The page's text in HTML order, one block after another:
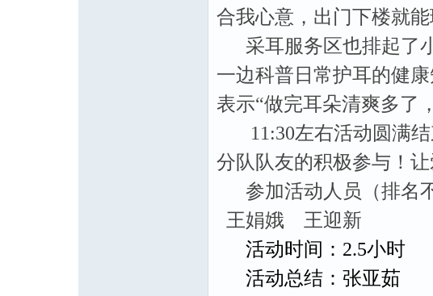
合我心意，出门下楼就
采耳服务区也排起了
一边科普日常护耳的健
表示“做完耳朵清爽多了
11:30左右活动圆满结
分队队友的积极参与！
参加活动人员（排名
王娟娥 王迎新
活动时间：2.5小时
活动总结：张亚茹